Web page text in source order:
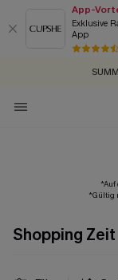
App-
Exklusive
App
GRATIS
ZUM
*Auf
*Gültig
Shopping Zeit